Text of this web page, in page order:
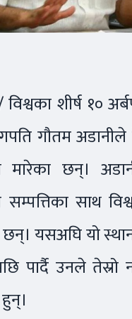
शीर्ष १०
गौतम
छन्।
साथ
छन्। यसअघि यो
पार्दै उनले तेस्रो